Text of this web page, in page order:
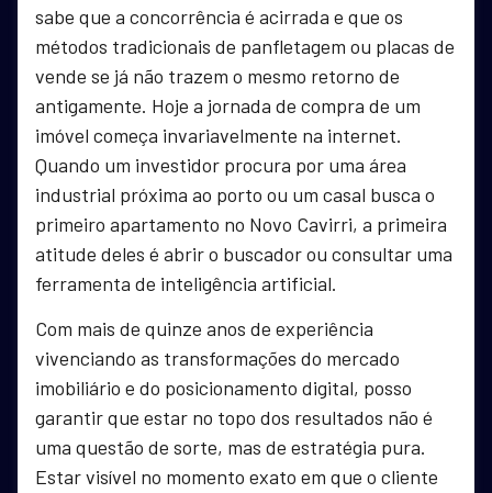
sabe que a concorrência é acirrada e que os
métodos tradicionais de panfletagem ou placas de
vende se já não trazem o mesmo retorno de
antigamente. Hoje a jornada de compra de um
imóvel começa invariavelmente na internet.
Quando um investidor procura por uma área
industrial próxima ao porto ou um casal busca o
primeiro apartamento no Novo Cavirri, a primeira
atitude deles é abrir o buscador ou consultar uma
ferramenta de inteligência artificial.
Com mais de quinze anos de experiência
vivenciando as transformações do mercado
imobiliário e do posicionamento digital, posso
garantir que estar no topo dos resultados não é
uma questão de sorte, mas de estratégia pura.
Estar visível no momento exato em que o cliente